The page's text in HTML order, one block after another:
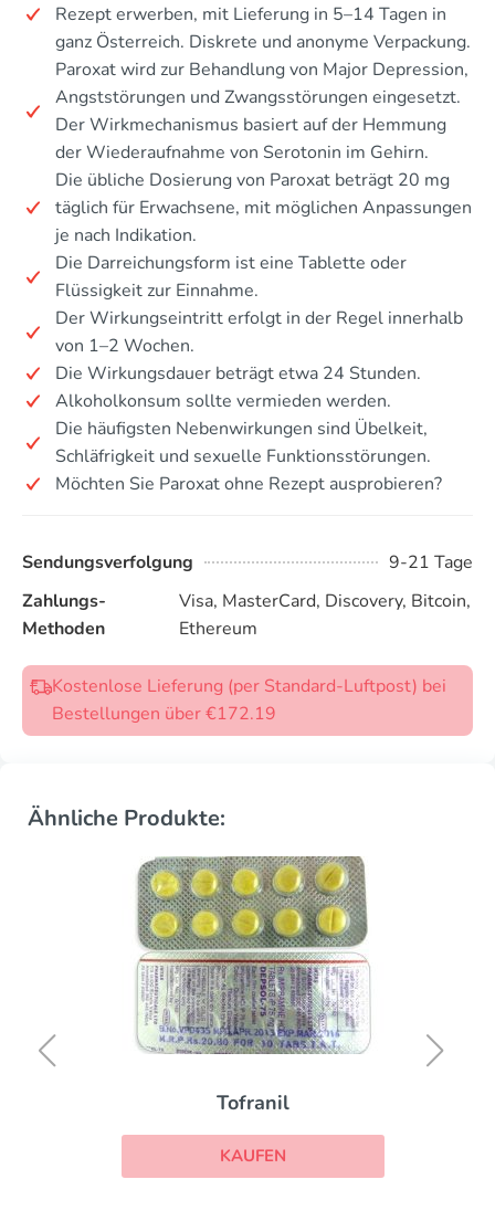
Rezept erwerben, mit Lieferung in 5–14 Tagen in
ganz Österreich. Diskrete und anonyme Verpackung.
Paroxat wird zur Behandlung von Major Depression,
Angststörungen und Zwangsstörungen eingesetzt.
Der Wirkmechanismus basiert auf der Hemmung
der Wiederaufnahme von Serotonin im Gehirn.
Die übliche Dosierung von Paroxat beträgt 20 mg
täglich für Erwachsene, mit möglichen Anpassungen
je nach Indikation.
Die Darreichungsform ist eine Tablette oder
Flüssigkeit zur Einnahme.
Der Wirkungseintritt erfolgt in der Regel innerhalb
von 1–2 Wochen.
Die Wirkungsdauer beträgt etwa 24 Stunden.
Alkoholkonsum sollte vermieden werden.
Die häufigsten Nebenwirkungen sind Übelkeit,
Schläfrigkeit und sexuelle Funktionsstörungen.
Möchten Sie Paroxat ohne Rezept ausprobieren?
Sendungsverfolgung
9-21 Tage
Zahlungs-
Methoden
Visa, MasterCard, Discovery, Bitcoin,
Ethereum
Kostenlose Lieferung (per Standard-Luftpost) bei
Bestellungen über €172.19
Ähnliche Produkte:
Tofranil
KAUFEN